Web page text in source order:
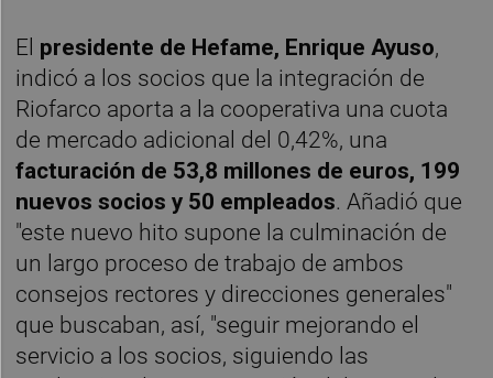
El presidente de Hefame, Enrique Ayuso,
indicó a los socios que la integración de
Riofarco aporta a la cooperativa una cuota
de mercado adicional del 0,42%, una
facturación de 53,8 millones de euros, 199
nuevos socios y 50 empleados. Añadió que
"este nuevo hito supone la culminación de
un largo proceso de trabajo de ambos
consejos rectores y direcciones generales"
que buscaban, así, "seguir mejorando el
servicio a los socios, siguiendo las